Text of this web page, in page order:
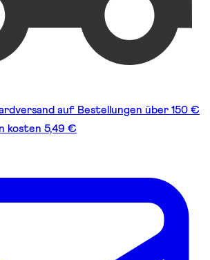
auf Bestellungen über 150 €
kosten 5,49 €